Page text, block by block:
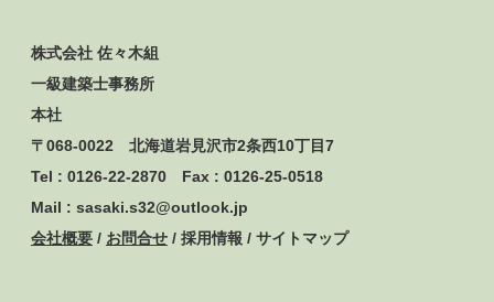
株式会社 佐々木組
一級建築士事務所
本社
〒068-0022 北海道岩見沢市2条西10丁目7
Tel : 0126-22-2870 Fax : 0126-25-0518
Mail : sasaki.s32@outlook.jp
会社概要/ お問合せ/ 採用情報 / サイトマップ